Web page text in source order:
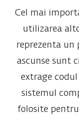
Cel mai
utilizarea
reprezenta un
ascunse sunt
extrage
sistemul
folosite